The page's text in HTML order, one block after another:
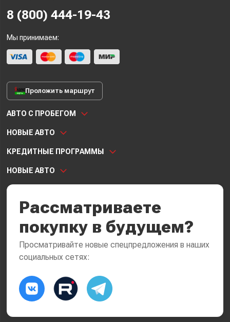
8 (800) 444-19-43
Мы принимаем:
Проложить маршрут
АВТО С ПРОБЕГОМ
НОВЫЕ АВТО
КРЕДИТНЫЕ ПРОГРАММЫ
НОВЫЕ АВТО
Рассматриваете
покупку в будущем?
Просматривайте новые спецпредложения в наших
социальных сетях: